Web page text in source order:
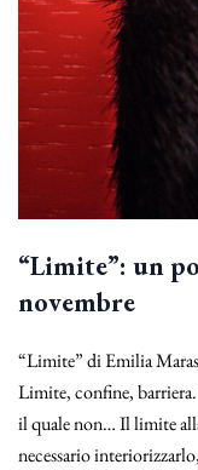
“Limite”: un
novembre
“Limite” di Emilia
Limite, confine,
il quale non… Il limite
necessario